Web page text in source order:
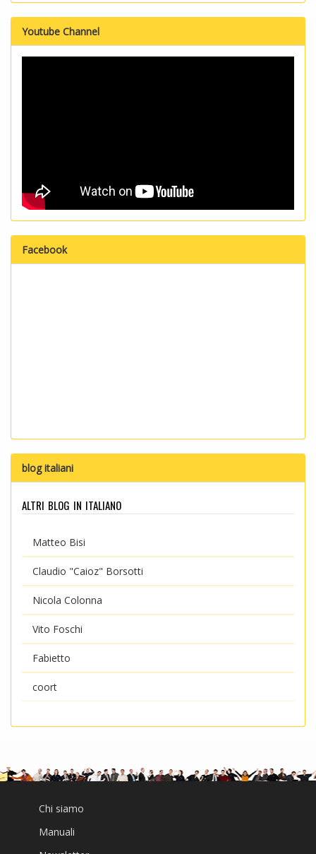
Youtube Channel
Facebook
blog italiani
altri blog in italiano
Matteo Bisi
Claudio "Caioz" Borsotti
Nicola Colonna
Vito Foschi
Fabietto
coort
Chi siamo
Manuali